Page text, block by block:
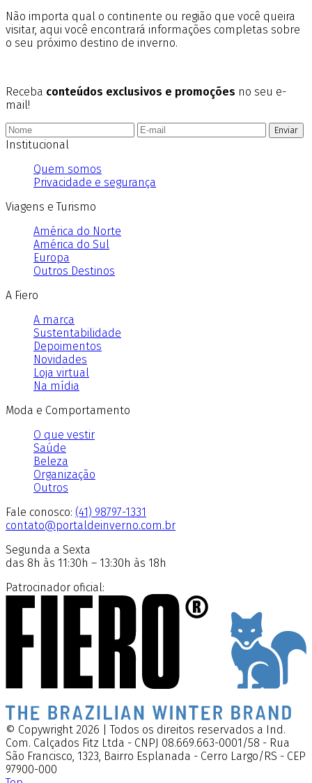
Não importa qual o continente ou região que você queira
visitar, aqui você encontrará informações completas sobre
o seu próximo destino de inverno.
Receba conteúdos exclusivos e promoções no seu e-
mail!
Enviar
Institucional
Quem somos
Privacidade e segurança
Viagens e Turismo
América do Norte
América do Sul
Europa
Outros Destinos
A Fiero
A marca
Sustentabilidade
Depoimentos
Novidades
Loja virtual
Na mídia
Moda e Comportamento
O que vestir
Saúde
Beleza
Organização
Outros
Fale conosco: (41) 98797-1331
contato@portaldeinverno.com.br
Segunda a Sexta
das 8h às 11:30h – 13:30h às 18h
Patrocinador oficial:
© Copywright 2026 | Todos os direitos reservados a Ind.
Com. Calçados Fitz Ltda - CNPJ 08.669.663-0001/58 - Rua
São Francisco, 1323, Bairro Esplanada - Cerro Largo/RS - CEP
97900-000